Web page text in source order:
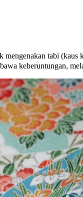
tabi (kaus
keberuntungan,